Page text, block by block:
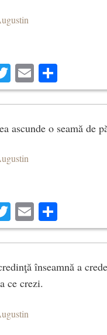
Twitter
Email
ascunde o seamă de
Twitter
Email
înseamnă a
ce crezi.